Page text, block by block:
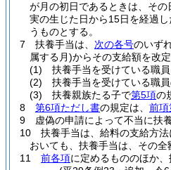
が月の初日であるときは、そ
実の生じた日から15日を経過
うものとする。
7
扶養手当は、 次の各号のいず
属する月)からその支給額を改定
(1)
扶養手当を受けている職
(2)
扶養手当を受けている職
(3)
扶養親族たる子で第5項の
8
第6項ただし書の規定は、 前項
9
虚偽の申請によって不当に扶
10
扶養手当は、給料の支給方法
おいても、扶養手当は、その全
11
前各項に定めるもののほか